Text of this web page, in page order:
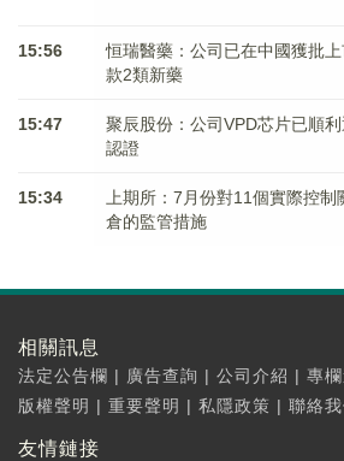
15:56
恒瑞醫藥：公司已在中國獲批
款2類新藥
15:47
聚辰股份：公司VPD芯片已順
認證
15:34
上期所：7月份對11個實際控
倉的監管措施
相關訊息
法定公告欄 | 廣告查詢 | 公司介紹 | 專
版權聲明 | 重要聲明 | 私隱政策 | 聯絡
友情鏈接